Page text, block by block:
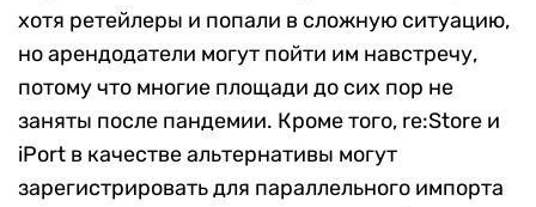
хотя ретейлеры и попали в сложную ситуацию,
но арендодатели могут пойти им навстречу,
потому что многие площади до сих пор не
заняты после пандемии. Кроме того, re:Store и
iPort в качестве альтернативы могут
зарегистрировать для параллельного импорта